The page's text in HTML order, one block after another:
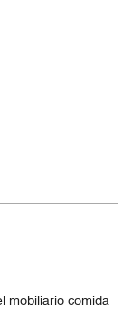
mobiliario comida